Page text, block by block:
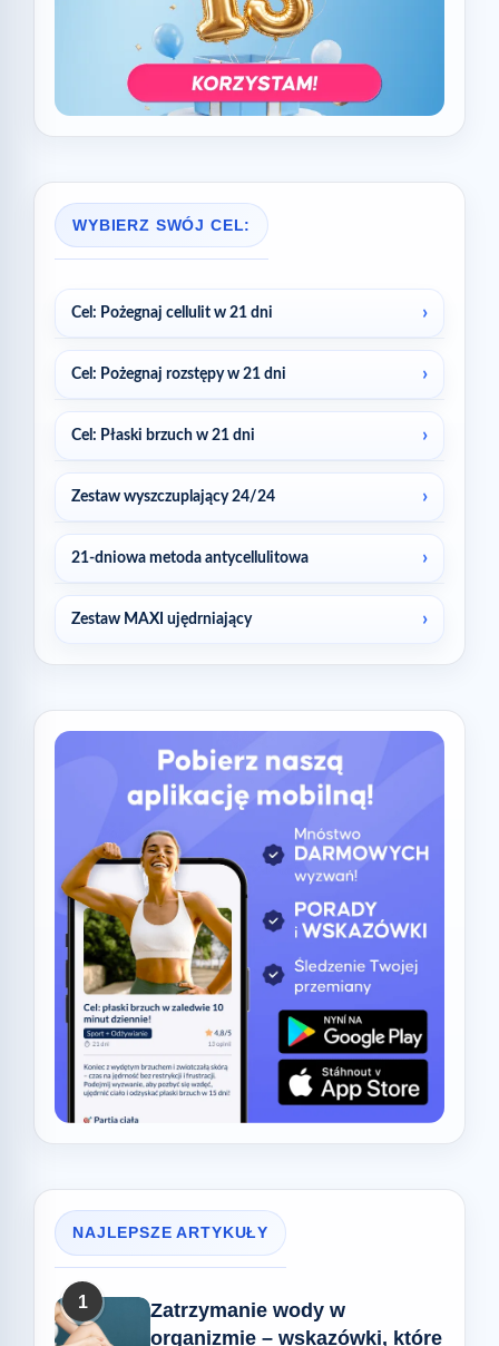
WYBIERZ SWÓJ CEL:
Cel: Pożegnaj cellulit w 21 dni
Cel: Pożegnaj rozstępy w 21 dni
Cel: Płaski brzuch w 21 dni
Zestaw wyszczuplający 24/24
21-dniowa metoda antycellulitowa
Zestaw MAXI ujędrniający
NAJLEPSZE ARTYKUŁY
1
Zatrzymanie wody w
organizmie – wskazówki, które